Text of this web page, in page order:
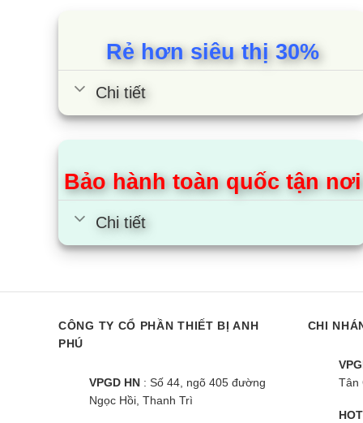
Máy
Thời
Tìm
Đặc
Rẻ hơn siêu thị 30%
Chi tiết
Bảo hành toàn quốc tận nơi
Chi tiết
CÔNG TY CỔ PHẦN THIẾT BỊ ANH
PHÚ
VPGD HN : Số 44, ngõ 405 đường
Ngọc Hồi, Thanh Trì
CHI
Tân